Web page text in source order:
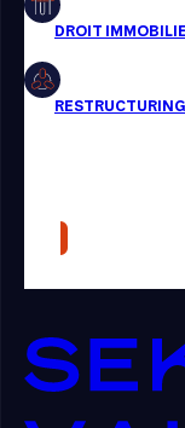
Presse